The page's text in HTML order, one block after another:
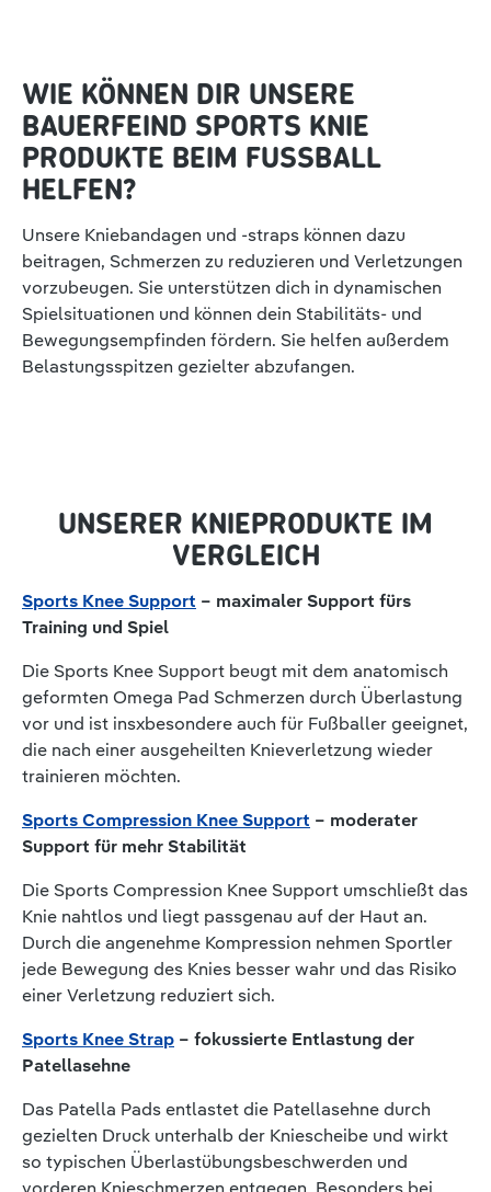
WIE KÖNNEN DIR UNSERE
BAUERFEIND SPORTS KNIE
PRODUKTE BEIM FUSSBALL H
ELFEN?
Unsere Kniebandagen und -straps können dazu
beitragen, Schmerzen zu reduzieren und Verletzungen
vorzubeugen. Sie unterstützen dich in dynamischen
Spielsituationen und können dein Stabilitäts- und
Bewegungsempfinden fördern. Sie helfen außerdem
Belastungsspitzen gezielter abzufangen.
UNSERER KNIEPRODUKTE IM
VERGLEICH
Sports Knee Support – maximaler Support fürs
Training und Spiel
Die Sports Knee Support beugt mit dem anatomisch
geformten Omega Pad Schmerzen durch Überlastung
vor und ist insxbesondere auch für Fußballer geeignet,
die nach einer ausgeheilten Knieverletzung wieder
trainieren möchten.
Sports Compression Knee Support – moderater
Support für mehr Stabilität
Die Sports Compression Knee Support umschließt das
Knie nahtlos und liegt passgenau auf der Haut an.
Durch die angenehme Kompression nehmen Sportler
jede Bewegung des Knies besser wahr und das Risiko
einer Verletzung reduziert sich.
Sports Knee Strap – fokussierte Entlastung der
Patellasehne
Das Patella Pads entlastet die Patellasehne durch
gezielten Druck unterhalb der Kniescheibe und wirkt
so typischen Überlastübungsbeschwerden und